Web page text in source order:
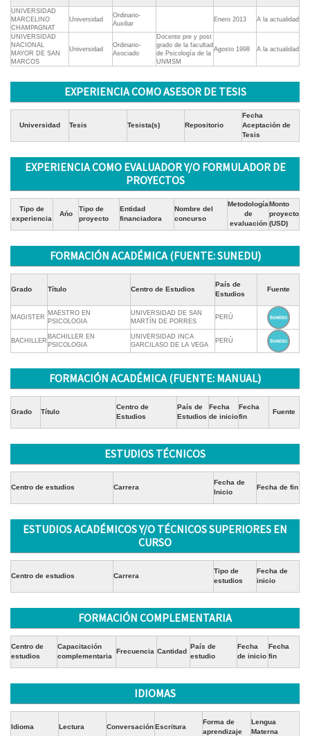
UNIVERSIDAD
MARCELINO
CHAMPAGNAT
Universidad
Ordinario-
Auxiliar
Enero 2013 A la actualidad
UNIVERSIDAD
NACIONAL
MAYOR DE SAN
MARCOS
Universidad
Ordinario-
Asociado
Docente pre y post
grado de la facultad
de Psicología de la
UNMSM
Agosto 1998 A la actualidad
EXPERIENCIA COMO ASESOR DE TESIS
Universidad Tesis Tesista(s) Repositorio
Fecha
Aceptación de
Tesis
EXPERIENCIA COMO EVALUADOR Y/O FORMULADOR DE
PROYECTOS
Tipo de
experiencia
Ańo
Tipo de
proyecto
Entidad
financiadora
Nombre del
concurso
Metodología
de
evaluación
Monto
proyecto
(USD)
FORMACIÓN ACADÉMICA (FUENTE: SUNEDU)
Grado Título Centro de Estudios
País de
Estudios
Fuente
MAGISTER
MAESTRO EN
PSICOLOGIA
UNIVERSIDAD DE SAN
MARTÍN DE PORRES
PERÚ
BACHILLER
BACHILLER EN
PSICOLOGIA
UNIVERSIDAD INCA
GARCILASO DE LA VEGA
PERÚ
FORMACIÓN ACADÉMICA (FUENTE: MANUAL)
Grado Título
Centro de
Estudios
País de
Estudios
Fecha
de inicio
Fecha
fin
Fuente
ESTUDIOS TÉCNICOS
Centro de estudios Carrera
Fecha de
Inicio
Fecha de fin
ESTUDIOS ACADÉMICOS Y/O TÉCNICOS SUPERIORES EN
CURSO
Centro de estudios Carrera
Tipo de
estudios
Fecha de
inicio
FORMACIÓN COMPLEMENTARIA
Centro de
estudios
Capacitación
complementaria
Frecuencia Cantidad
País de
estudio
Fecha
de inicio
Fecha
fin
IDIOMAS
Idioma Lectura ConversaciónEscritura
Forma de
aprendizaje
Lengua
Materna